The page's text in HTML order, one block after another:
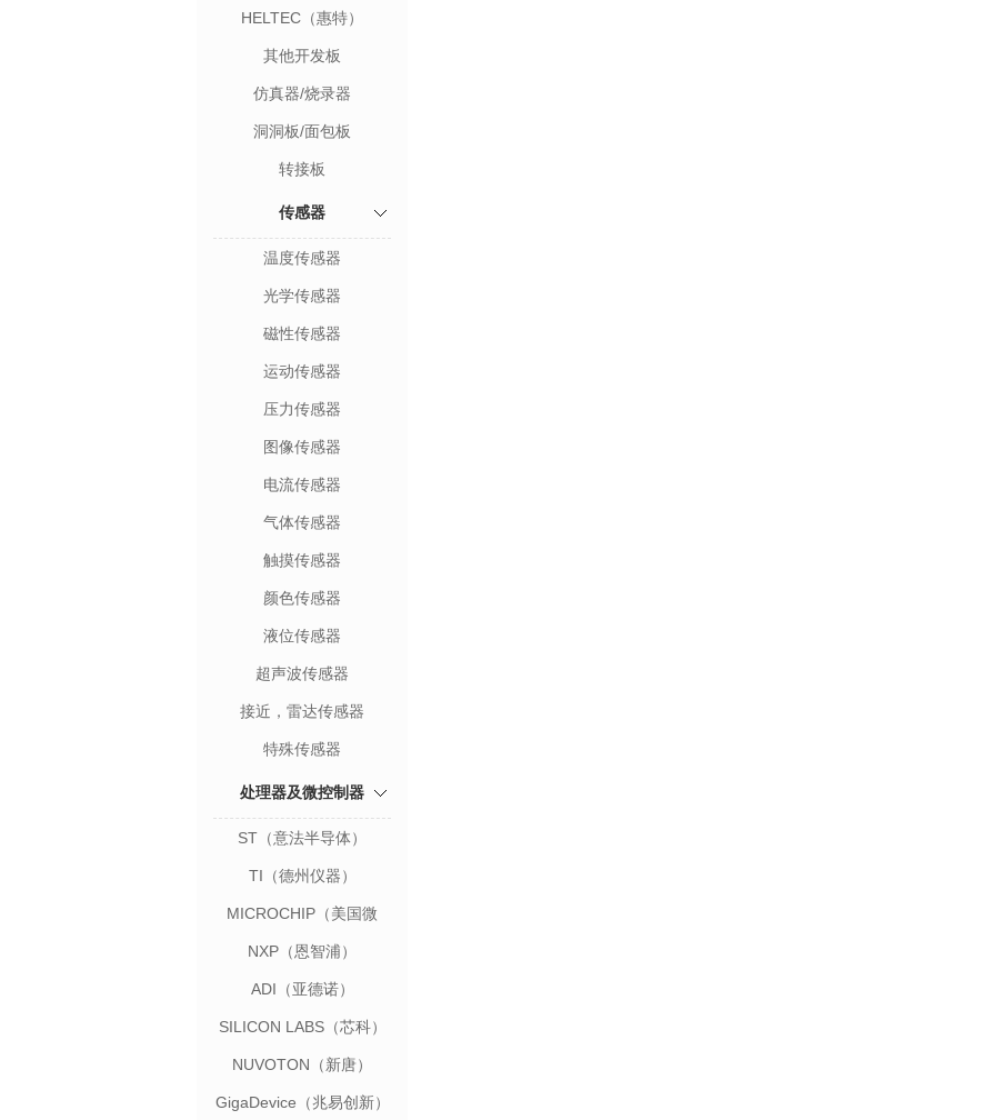
HELTEC（惠特）
其他开发板
仿真器/烧录器
洞洞板/面包板
转接板
传感器
温度传感器
光学传感器
磁性传感器
运动传感器
压力传感器
图像传感器
电流传感器
气体传感器
触摸传感器
颜色传感器
液位传感器
超声波传感器
接近，雷达传感器
特殊传感器
处理器及微控制器
ST（意法半导体）
TI（德州仪器）
MICROCHIP（美国微
NXP（恩智浦）
ADI（亚德诺）
SILICON LABS（芯科）
NUVOTON（新唐）
GigaDevice（兆易创新）